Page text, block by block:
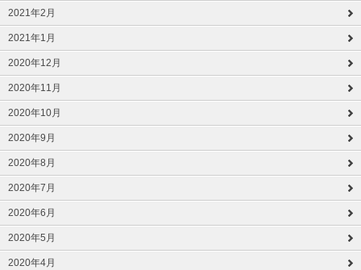
2021年2月
2021年1月
2020年12月
2020年11月
2020年10月
2020年9月
2020年8月
2020年7月
2020年6月
2020年5月
2020年4月